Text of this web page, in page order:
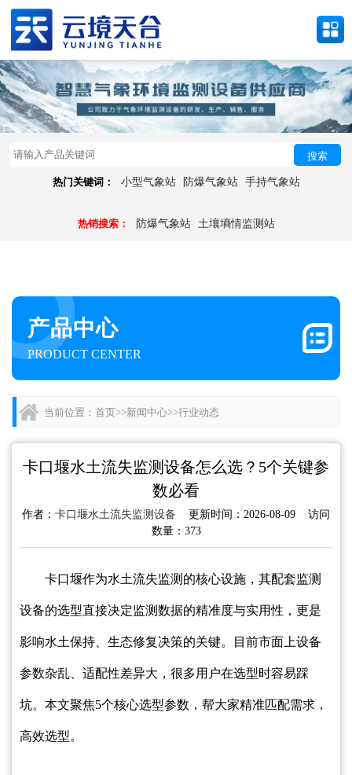
搜索
热门关键词： 小型气象站 防爆气象站 手持气象站
热销搜索： 防爆气象站 土壤墒情监测站
产品中心
PRODUCT CENTER
当前位置： 首页>>新闻中心>>行业动态
卡口堰水土流失监测设备怎么选？5个关键参
数必看
作者： 卡口堰水土流失监测设备 更新时间：2026-08-09 访问
数量：373
卡口堰作为水土流失监测的核心设施，其配套监测
设备的选型直接决定监测数据的精准度与实用性，更是
影响水土保持、生态修复决策的关键。目前市面上设备
参数杂乱、适配性差异大，很多用户在选型时容易踩
坑。本文聚焦5个核心选型参数，帮大家精准匹配需求，
高效选型。